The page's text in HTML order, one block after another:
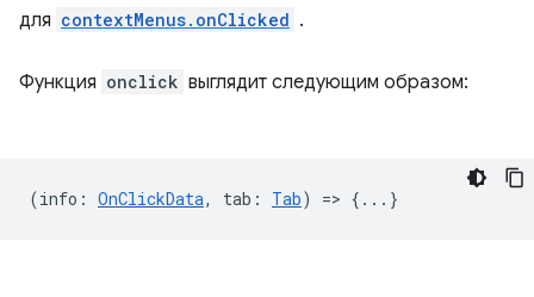
для contextMenus.onClicked .
Функция onclick выглядит следующим образом:
(info : OnClickData, tab : Tab) => {...}